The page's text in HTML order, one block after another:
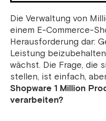
Die Verwaltung von
einem E-Commerce-
Herausforderung dar:
Leistung
wächst. Die Frage, die
stellen, ist einfach,
Shopware 1 Million
verarbeiten?